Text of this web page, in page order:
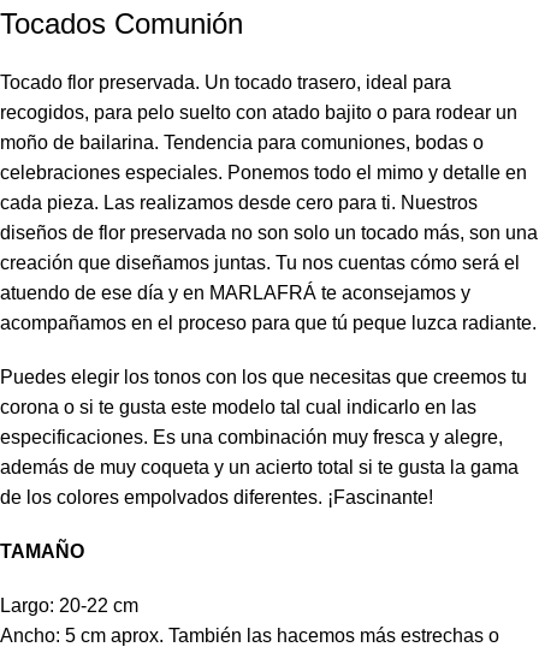
Tocados Comunión
Tocado flor preservada. Un tocado trasero, ideal para
recogidos, para pelo suelto con atado bajito o para rodear un
moño de bailarina. Tendencia para comuniones, bodas o
celebraciones especiales. Ponemos todo el mimo y detalle en
cada pieza. Las realizamos desde cero para ti. Nuestros
diseños de flor preservada no son solo un tocado más, son una
creación que diseñamos juntas. Tu nos cuentas cómo será el
atuendo de ese día y en MARLAFRÁ te aconsejamos y
acompañamos en el proceso para que tú peque luzca radiante.
Puedes elegir los tonos con los que necesitas que creemos tu
corona o si te gusta este modelo tal cual indicarlo en las
especificaciones. Es una combinación muy fresca y alegre,
además de muy coqueta y un acierto total si te gusta la gama
de los colores empolvados diferentes. ¡Fascinante!
TAMAÑO
Largo: 20-22 cm
Ancho: 5 cm aprox. También las hacemos más estrechas o